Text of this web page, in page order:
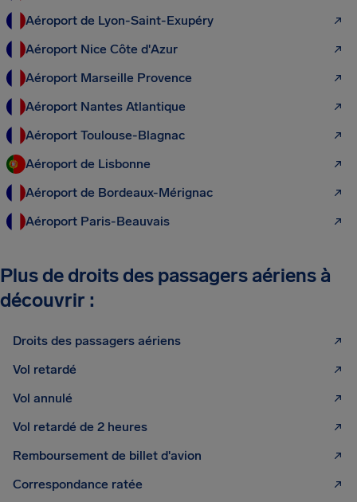
Aéroport de Lyon-Saint-Exupéry
Aéroport Nice Côte d'Azur
Aéroport Marseille Provence
Aéroport Nantes Atlantique
Aéroport Toulouse-Blagnac
Aéroport de Lisbonne
Aéroport de Bordeaux-Mérignac
Aéroport Paris-Beauvais
Plus de droits des passagers aériens à
découvrir :
Droits des passagers aériens
Vol retardé
Vol annulé
Vol retardé de 2 heures
Remboursement de billet d'avion
Correspondance ratée